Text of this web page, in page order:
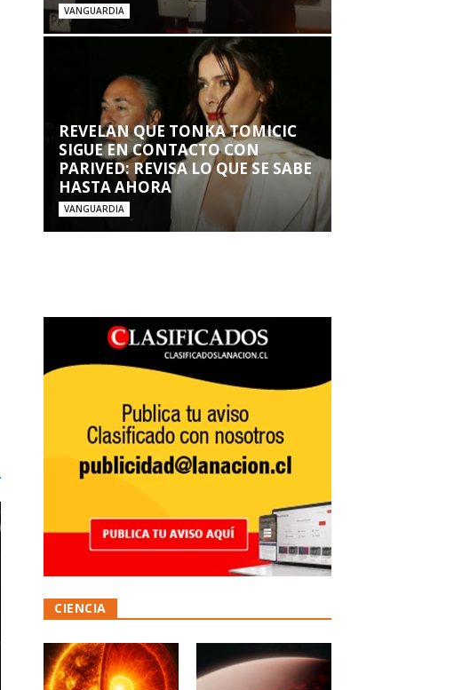
VANGUARDIA
REVELAN QUE TONKA TOMICIC
SIGUE EN CONTACTO CON
PARIVED: REVISA LO QUE SE SABE
HASTA AHORA
VANGUARDIA
CIENCIA